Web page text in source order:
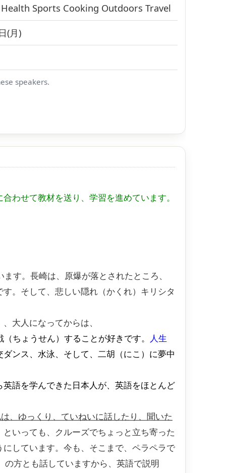
Health Sports Cooking Outdoors Travel
(月)
speakers.
わせて教材を送り、学習を進めています。
ます。長崎は、原爆が落とされたところ、
。そして、悲しい隠れ（かくれ）キリシタ
、大人になってからは、
ちょうせん）することが好きです。
人生
ンス、水泳、そして、二胡（にこ）に夢中
英語を学んできた日本人が、英語をほとんど
、ゆっくり、ていねいに話したり、聞いた
いっても、クルーズでちょっと立ち寄った
しています。今も、そこまで、ペラペラで
方とも話していますから、英語で説明